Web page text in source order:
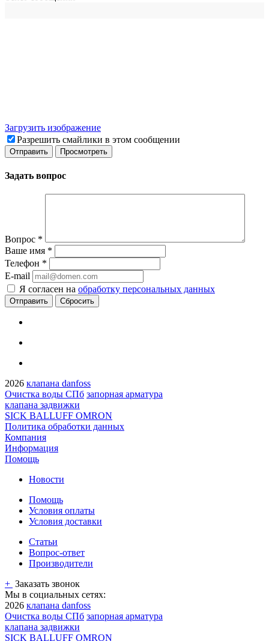
Загрузить изображение
Разрешить смайлики в этом сообщении
Задать вопрос
Вопрос *
Ваше имя *
Телефон *
E-mail
Я согласен на обработку персональных данных
Сбросить
2026 клапана danfoss
Очистка воды СПб запорная арматура
клапана задвижки
SICK BALLUFF OMRON
Политика обработки данных
Компания
Информация
Помощь
Новости
Помощь
Условия оплаты
Условия доставки
Статьи
Вопрос-ответ
Производители
+ Заказать звонок
Мы в социальных сетях:
2026 клапана danfoss
Очистка воды СПб запорная арматура
клапана задвижки
SICK BALLUFF OMRON